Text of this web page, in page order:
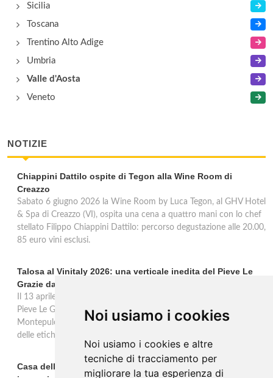
Noi usiamo i cookies
Noi usiamo i cookies e altre
tecniche di tracciamento per
migliorare la tua esperienza di
Sicilia
Toscana
Trentino Alto Adige
Umbria
Valle d'Aosta
Veneto
NOTIZIE
Chiappini Dattilo ospite di Tegon alla Wine Room di
Creazzo
Sabato 6 giugno 2026 la Wine Room by Luca Tegon, al GHV Hotel
& Spa di Creazzo (VI), ospita una cena a quattro mani con lo chef
stellato Filippo Chiappini Dattilo: percorso degustazione alle 20.00,
85 euro vini esclusi.
Talosa al Vinitaly 2026: una verticale inedita del Pieve Le
Grazie dal 2016 al 2020
Il 13 aprile 2026 al Vinitaly, Talosa presenta la verticale inedita del
Pieve Le Grazie: cinque annate dal 2016 al 2020 del Nobile di
Montepulciano a 95 punti Vinous, per ripercorrere la genesi di una
delle etichette iconiche di Montepulciano.
Casa dell'Artista: a Valdobbiadene apre il soggiorno